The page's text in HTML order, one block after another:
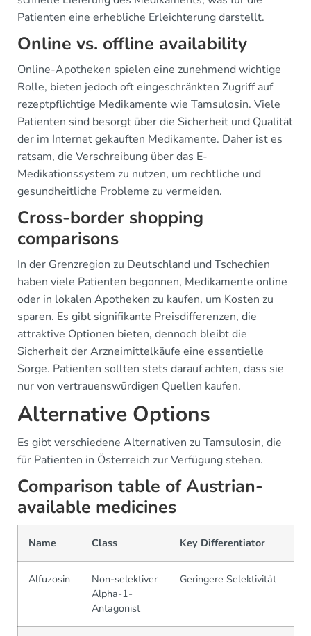
Patienten eine erhebliche Erleichterung darstellt.
Online vs. offline availability
Online-Apotheken spielen eine zunehmend wichtige
Rolle, bieten jedoch oft eingeschränkten Zugriff auf
rezeptpflichtige Medikamente wie Tamsulosin. Viele
Patienten sind besorgt über die Sicherheit und Qualität
der im Internet gekauften Medikamente. Daher ist es
ratsam, die Verschreibung über das E-
Medikationssystem zu nutzen, um rechtliche und
gesundheitliche Probleme zu vermeiden.
Cross-border shopping
comparisons
In der Grenzregion zu Deutschland und Tschechien
haben viele Patienten begonnen, Medikamente online
oder in lokalen Apotheken zu kaufen, um Kosten zu
sparen. Es gibt signifikante Preisdifferenzen, die
attraktive Optionen bieten, dennoch bleibt die
Sicherheit der Arzneimittelkäufe eine essentielle
Sorge. Patienten sollten stets darauf achten, dass sie
nur von vertrauenswürdigen Quellen kaufen.
Alternative Options
Es gibt verschiedene Alternativen zu Tamsulosin, die
für Patienten in Österreich zur Verfügung stehen.
Comparison table of Austrian-
available medicines
Name Class Key Differentiator
Alfuzosin
Non-selektiver
Alpha-1-
Antagonist
Geringere Selektivität